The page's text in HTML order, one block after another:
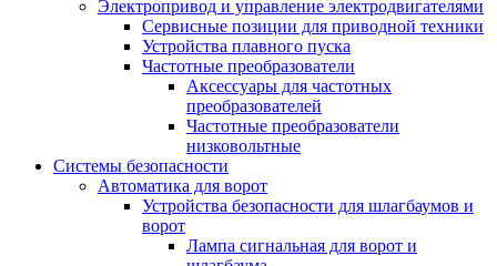
Электропривод и управление электродвигателями
Сервисные позиции для приводной техники
Устройства плавного пуска
Частотные преобразователи
Аксессуары для частотных
преобразователей
Частотные преобразователи
низковольтные
Системы безопасности
Автоматика для ворот
Устройства безопасности для шлагбаумов и
ворот
Лампа сигнальная для ворот и